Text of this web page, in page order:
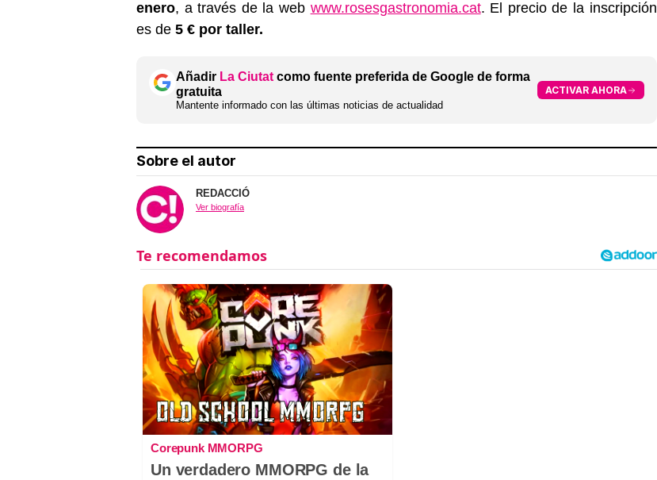
enero, a través de la web www.rosesgastronomia.cat. El precio de la inscripción
es de 5 € por taller.
Añadir La Ciutat como fuente preferida de Google de forma
gratuita
Mantente informado con las últimas noticias de actualidad
ACTIVAR AHORA
Sobre el autor
REDACCIÓ
Ver biografía
Corepunk MMORPG
Un verdadero MMORPG de la